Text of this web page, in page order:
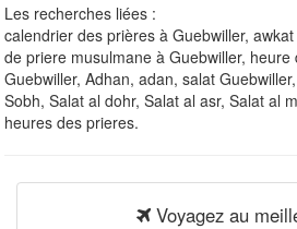
Les recherches liées :
calendrier des prières à Guebwiller,
de priere musulmane à Guebwiller,
Guebwiller, Adhan, adan, salat
Sobh, Salat al dohr, Salat al asr, Salat al
heures des prieres.
Voyagez au